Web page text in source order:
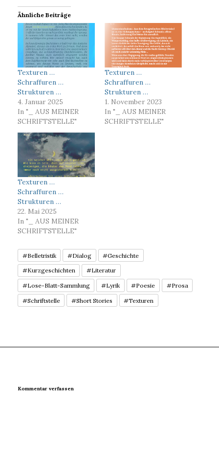
Ähnliche Beiträge
Texturen …
Schraffuren …
Strukturen …
4. Januar 2025
In "_ AUS MEINER
SCHRIFTSTELLE"
Texturen …
Schraffuren …
Strukturen …
1. November 2023
In "_ AUS MEINER
SCHRIFTSTELLE"
Texturen …
Schraffuren …
Strukturen …
22. Mai 2025
In "_ AUS MEINER
SCHRIFTSTELLE"
#Belletristik #Dialog #Geschichte
#Kurzgeschichten #Literatur
#Lose-Blatt-Sammlung #Lyrik #Poesie #Prosa
#Schriftstelle #Short Stories #Texturen
Kommentar verfassen